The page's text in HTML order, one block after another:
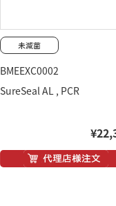
BMEEXC0002
SureSeal AL , PCR